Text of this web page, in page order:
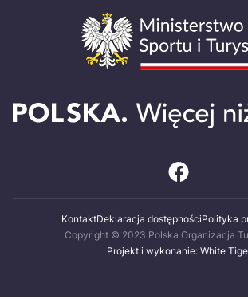
KontaktDeklaracja dostępnościPolityka
Copyright © 2023 Polska Organizacja
Projekt i wykonanie: White